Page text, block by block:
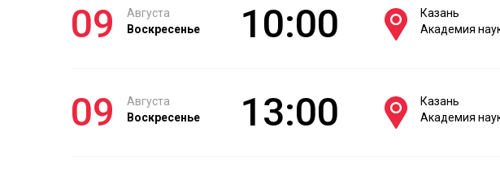
09
Августа
Воскресенье
10:00
Казань
Академия
09
Августа
Воскресенье
13:00
Казань
Академия